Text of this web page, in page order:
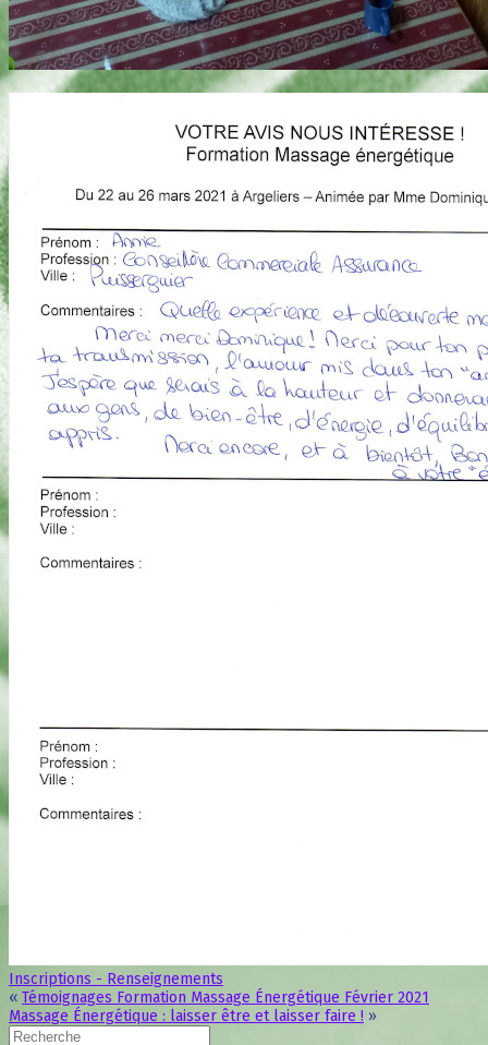
Inscriptions - Renseignements
« Témoignages Formation Massage Énergétique Février 2021
Massage Énergétique : laisser être et laisser faire ! »